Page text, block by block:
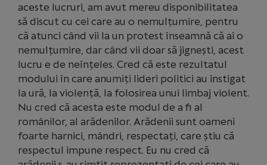
aceste lucruri, am avut mereu disponibilitatea
să discut cu cei care au o nemulțumire, pentru
că atunci când vii la un protest înseamnă că ai o
nemulțumire, dar când vii doar să jignești, acest
lucru e de neînțeles. Cred că este rezultatul
modului în care anumiți lideri politici au instigat
la ură, la violență, la folosirea unui limbaj violent.
Nu cred că acesta este modul de a fi al
românilor, al arădenilor. Arădenii sunt oameni
foarte harnici, mândri, respectați, care știu că
respectul impune respect. Eu nu cred că